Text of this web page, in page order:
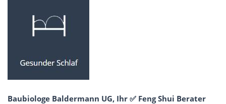
Baubiologe Baldermann UG, Ihr ✅ Feng Shui Berater